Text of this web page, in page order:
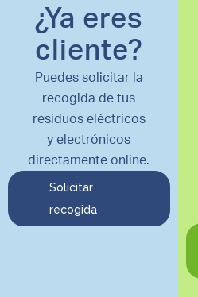
¿Ya eres
cliente?
Puedes solicitar la
recogida de tus
residuos eléctricos
y electrónicos
directamente online.
Solicitar
recogida